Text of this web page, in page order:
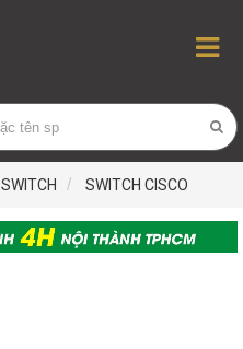
SWITCH SWITCH CISCO